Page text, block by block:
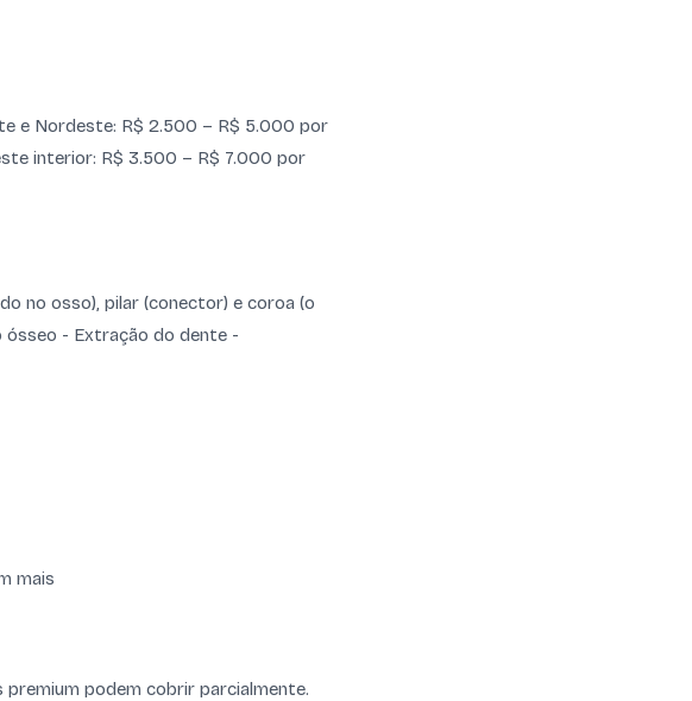
e Nordeste: R$ 2.500 – R$ 5.000 por
interior: R$ 3.500 – R$ 7.000 por
no osso), pilar (conector) e coroa (o
ósseo - Extração do dente -
mais
podem cobrir parcialmente.